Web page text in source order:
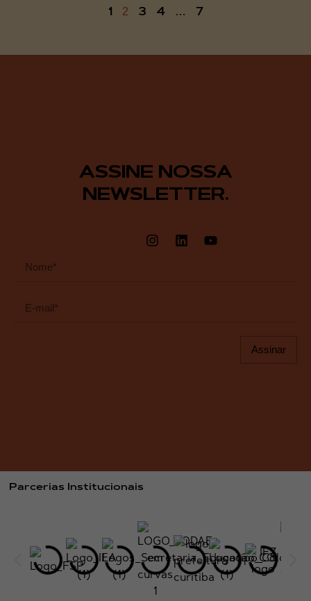
1 2 3 4 … 7
ASSINE NOSSA
NEWSLETTER.
Assinar
Parcerias Institucionais